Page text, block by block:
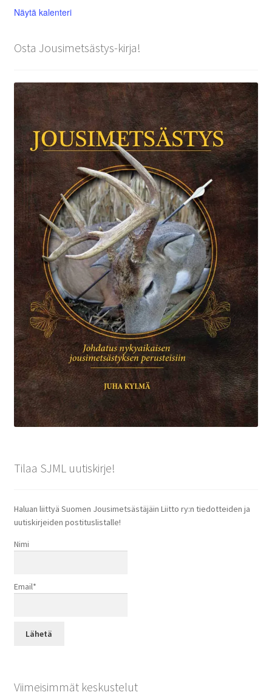
Näytä kalenteri
Osta Jousimetsästys-kirja!
Tilaa SJML uutiskirje!
Haluan liittyä Suomen Jousimetsästäjäin Liitto ry:n tiedotteiden ja
uutiskirjeiden postituslistalle!
Nimi
Email*
Viimeisimmät keskustelut